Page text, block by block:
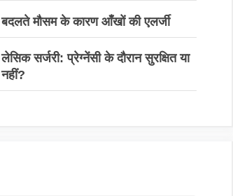
बदलते मौसम के कारण आँखों की एलर्जी
लेसिक सर्जरी: प्रेग्नेंसी के दौरान सुरक्षित या
नहीं?